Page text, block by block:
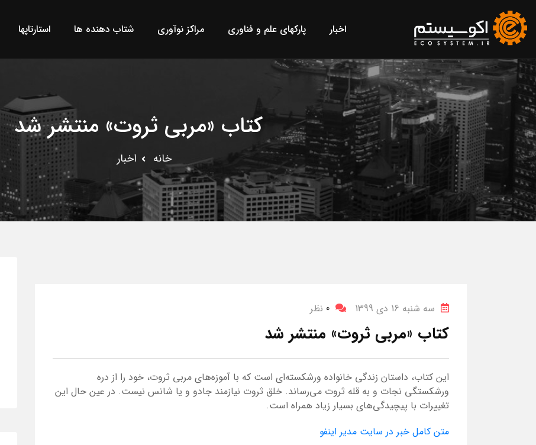
اخبار پارکهای علم و فناوری مراکز نوآوری شتاب دهنده ها استارتاپها
کتاب «مربی ثروت» منتشر شد
خانه اخبار
سه شنبه 16 دی 1399 0 نظر
کتاب «مربی ثروت» منتشر شد
این کتاب، داستان زندگی خانواده ورشکسته‌ای است که با آموزه‌های مربی ثروت، خود را از دره
ورشکستگی نجات و به قله ثروت می‌رساند. خلق ثروت نیازمند جادو و یا شانس نیست. در عین حال این
تغییرات با پیچیدگی‌های بسیار زیاد همراه است.
متن کامل خبر در سایت مدیر اینفو